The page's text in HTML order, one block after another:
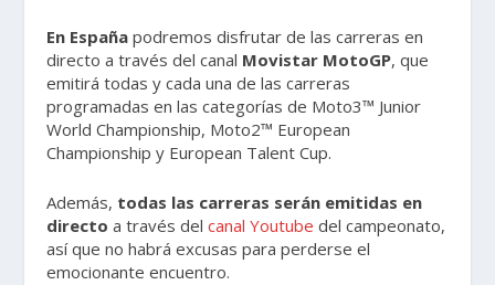
En España podremos disfrutar de las carreras en
directo a través del canal Movistar MotoGP, que
emitirá todas y cada una de las carreras
programadas en las categorías de Moto3™ Junior
World Championship, Moto2™ European
Championship y European Talent Cup.
Además, todas las carreras serán emitidas en
directo a través delcanal Youtube del campeonato,
así que no habrá excusas para perderse el
emocionante encuentro.